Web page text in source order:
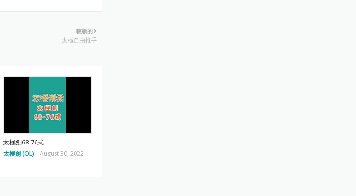
較新的
太極自由推手
太極劍68-76式
太極劍 (OL) - August 30, 2022